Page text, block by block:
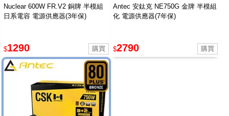
Nuclear 600W FR.V2 銅牌 半模組
日系電容 電源供應器(3年保)
$1290
Antec 安鈦克 NE750G 金牌 半模組
化 電源供應器(7年保)
$2790